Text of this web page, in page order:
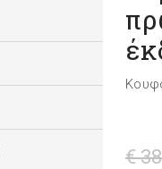
€